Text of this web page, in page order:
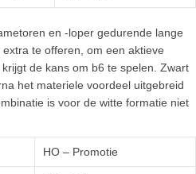
en -loper gedurende lange
te offeren, om een aktieve
de kans om b6 te spelen. Zwart
het materiele voordeel uitgebreid
is voor de witte formatie niet
HO – Promotie